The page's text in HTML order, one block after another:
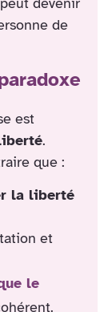
de
est
.
que :
la liberté
et
le